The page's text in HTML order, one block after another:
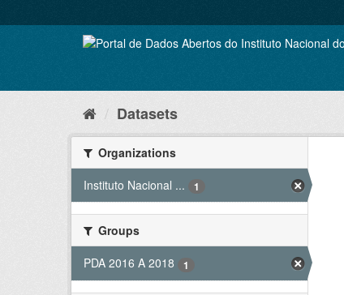
to
Datasets
Organizations
Instituto Nacional ...
1
Groups
PDA 2016 A 2018
1